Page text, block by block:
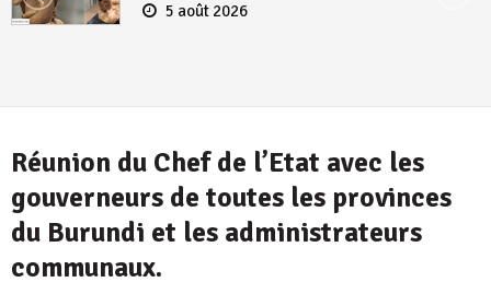
5 août 2026
Réunion du Chef de l’Etat avec les
gouverneurs de toutes les provinces
du Burundi et les administrateurs
communaux.